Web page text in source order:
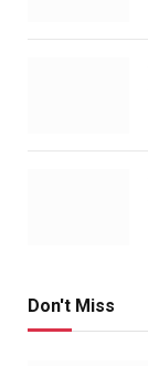
Don't Miss